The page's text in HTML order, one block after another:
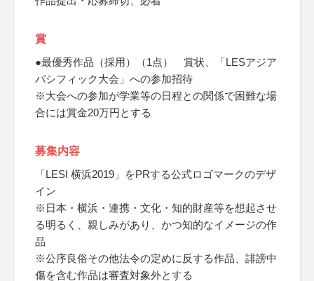
賞
●最優秀作品（採用）（1点） 賞状、「LESアジア
パシフィック大会」への参加招待
※大会への参加が学業等の日程との関係で困難な場
合には賞金20万円とする
募集内容
「LESI 横浜2019」をPRする公式ロゴマークのデザ
イン
※日本・横浜・連携・文化・知的財産等を想起させ
る明るく、親しみがあり、かつ知的なイメージの作
品
※公序良俗その他法令の定めに反する作品、誹謗中
傷を含む作品は審査対象外とする